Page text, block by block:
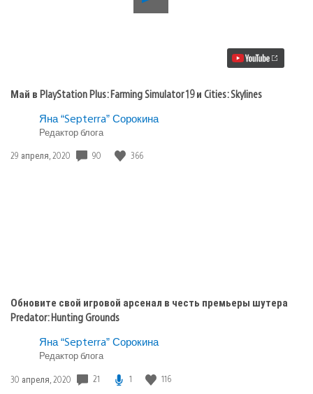
Май
19
Май в PlayStation Plus: Farming Simulator 19 и Cities: Skylines
Яна “Septerra” Сорокина
Редактор блога
Дата
29 апреля, 2020 90 366
Обновите свой игровой арсенал в честь премьеры шутера
Predator: Hunting Grounds
Яна “Septerra” Сорокина
Редактор блога
Дата
30 апреля, 2020 21 1 116